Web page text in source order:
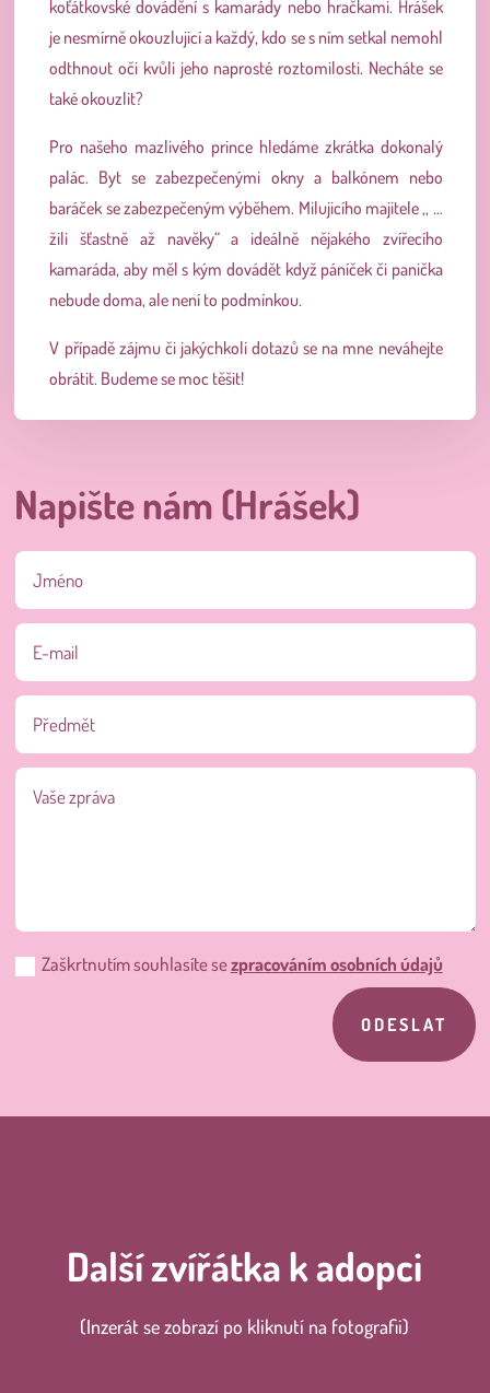
koťátkovské dovádění s kamarády nebo hračkami. Hrášek
je nesmírně okouzlujicí a každý, kdo se s ním setkal nemohl
odthnout oči kvůli jeho naprosté roztomilosti. Necháte se
také okouzlit?
Pro našeho mazlivého prince hledáme zkrátka dokonalý
palác. Byt se zabezpečenými okny a balkónem nebo
baráček se zabezpečeným výběhem. Milujicího majitele ,, …
žili šťastně až navěky“ a ideálně nějakého zvířecího
kamaráda, aby měl s kým dovádět když páníček či panička
nebude doma, ale není to podmínkou.
V případě zájmu či jakýchkoli dotazů se na mne neváhejte
obrátit. Budeme se moc těšit!
Napište nám (Hrášek)
Zaškrtnutím souhlasíte sezpracováním osobních údajů
ODESLAT
Další zvířátka k adopci
(Inzerát se zobrazí po kliknutí na fotografii)